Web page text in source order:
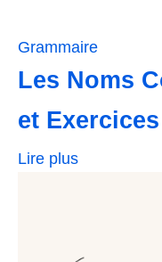
Grammaire
Les Noms
et
Lire plus